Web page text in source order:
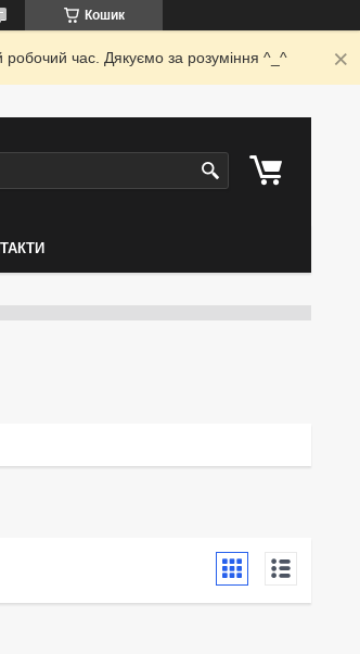
Кошик
час. Дякуємо за розуміння ^_^